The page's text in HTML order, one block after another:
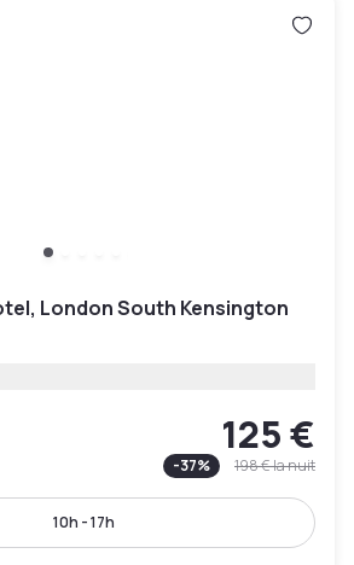
London South Kensington
125 €
-37% 198 €la nuit
10h - 17h